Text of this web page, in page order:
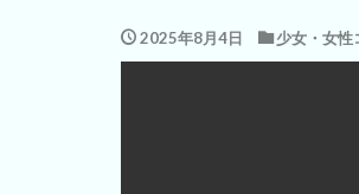
2025年8月4日 少女・女性